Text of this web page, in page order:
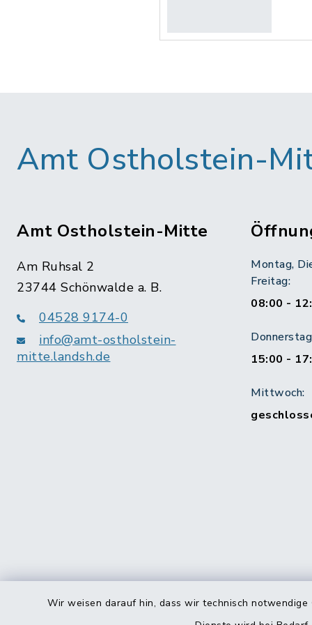
Wir weisen darauf hin, dass wir technisch
Amt Ostholstein-
Amt Ostholstein-Mitte
Am Ruhsal 2
23744 Schönwalde a. B.
04528 9174-0
info@amt-ostholstein-
mitte.landsh.de
Montag,
Freitag:
08:00 -
15:00 -
Mittwoch: